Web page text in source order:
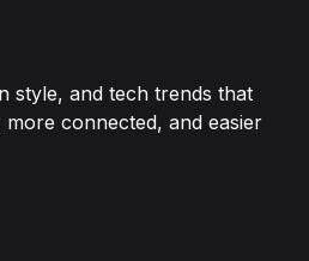
style, and tech trends that
more connected, and easier